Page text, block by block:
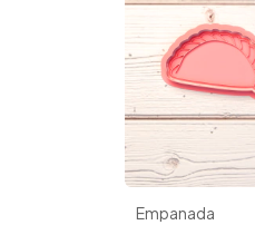
Empanada